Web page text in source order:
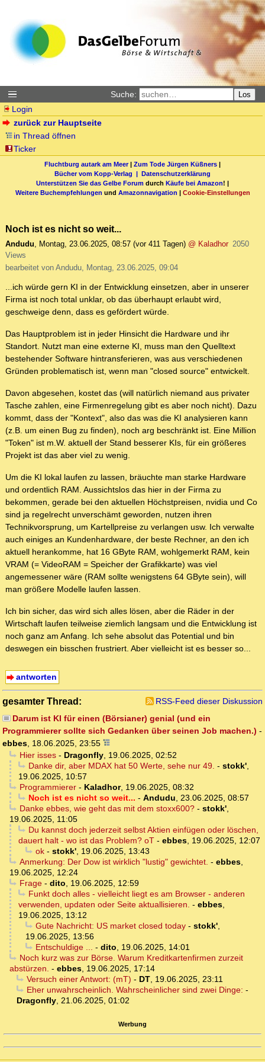
Suche: Los
Login
zurück zur Hauptseite
in Thread öffnen
Ticker
Fluchtburg autark am Meer| Zum Tode Jürgen Küßners |
Bücher vom Kopp-Verlag | Datenschutzerklärung
Unterstützen Sie das Gelbe Forum durch Käufe bei Amazon! |
Weitere Buchempfehlungen und Amazonnavigation | Cookie-Einstellungen
Noch ist es nicht so weit...
Andudu, Montag, 23.06.2025, 08:57 (vor 411 Tagen) @ Kaladhor 2050
Views
bearbeitet von Andudu, Montag, 23.06.2025, 09:04
...ich würde gern KI in der Entwicklung einsetzen, aber in unserer
Firma ist noch total unklar, ob das überhaupt erlaubt wird,
geschweige denn, dass es gefördert würde.
Das Hauptproblem ist in jeder Hinsicht die Hardware und ihr
Standort. Nutzt man eine externe KI, muss man den Quelltext
bestehender Software hintransferieren, was aus verschiedenen
Gründen problematisch ist, wenn man "closed source" entwickelt.
Davon abgesehen, kostet das (will natürlich niemand aus privater
Tasche zahlen, eine Firmenregelung gibt es aber noch nicht). Dazu
kommt, dass der "Kontext", also das was die KI analysieren kann
(z.B. um einen Bug zu finden), noch arg beschränkt ist. Eine Million
"Token" ist m.W. aktuell der Stand besserer KIs, für ein größeres
Projekt ist das aber viel zu wenig.
Um die KI lokal laufen zu lassen, bräuchte man starke Hardware
und ordentlich RAM. Aussichtslos das hier in der Firma zu
bekommen, gerade bei den aktuellen Höchstpreisen, nvidia und Co
sind ja regelrecht unverschämt geworden, nutzen ihren
Technikvorsprung, um Kartellpreise zu verlangen usw. Ich verwalte
auch einiges an Kundenhardware, der beste Rechner, an den ich
aktuell herankomme, hat 16 GByte RAM, wohlgemerkt RAM, kein
VRAM (= VideoRAM = Speicher der Grafikkarte) was viel
angemessener wäre (RAM sollte wenigstens 64 GByte sein), will
man größere Modelle laufen lassen.
Ich bin sicher, das wird sich alles lösen, aber die Räder in der
Wirtschaft laufen teilweise ziemlich langsam und die Entwicklung ist
noch ganz am Anfang. Ich sehe absolut das Potential und bin
deswegen ein bisschen frustriert. Aber vielleicht ist es besser so...
antworten
gesamter Thread:
RSS-Feed dieser Diskussion
Darum ist KI für einen (Börsianer) genial (und ein
Programmierer sollte sich Gedanken über seinen Job machen.) -
ebbes, 18.06.2025, 23:55
Hier isses- Dragonfly, 19.06.2025, 02:52
Danke dir, aber MDAX hat 50 Werte, sehe nur 49. - stokk',
19.06.2025, 10:57
Programmierer- Kaladhor, 19.06.2025, 08:32
Noch ist es nicht so weit... - Andudu, 23.06.2025, 08:57
Danke ebbes, wie geht das mit dem stoxx600?- stokk',
19.06.2025, 11:05
Du kannst doch jederzeit selbst Aktien einfügen oder löschen,
dauert halt - wo ist das Problem? oT - ebbes, 19.06.2025, 12:07
ok- stokk', 19.06.2025, 13:43
Anmerkung: Der Dow ist wirklich "lustig" gewichtet. - ebbes,
19.06.2025, 12:24
Frage- dito, 19.06.2025, 12:59
Funkt doch alles - vielleicht liegt es am Browser - anderen
verwenden, updaten oder Seite aktuallisieren. - ebbes,
19.06.2025, 13:12
Gute Nachricht: US market closed today- stokk',
19.06.2025, 13:56
Entschuldige ... - dito, 19.06.2025, 14:01
Noch kurz was zur Börse. Warum Kreditkartenfirmen zurzeit
abstürzen. - ebbes, 19.06.2025, 17:14
Versuch einer Antwort: (mT) - DT, 19.06.2025, 23:11
Eher unwahrscheinlich. Wahrscheinlicher sind zwei Dinge: -
Dragonfly, 21.06.2025, 01:02
Werbung